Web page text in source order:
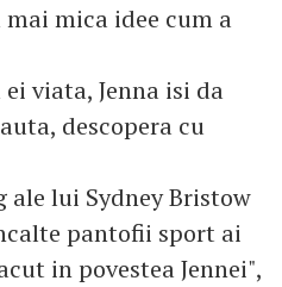
mica idee cum a
viata, Jenna isi da
descopera cu
ale lui Sydney Bristow
pantofii sport ai
in povestea Jennei",